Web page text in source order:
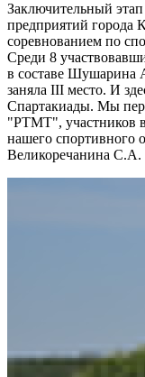
Заключительный
предприятий города
соревнованием по
Среди 8
в составе Шушарина
заняла III место. И
Спартакиады. Мы
"РТМТ", участников
нашего спортивного
Великоречанина С.А.